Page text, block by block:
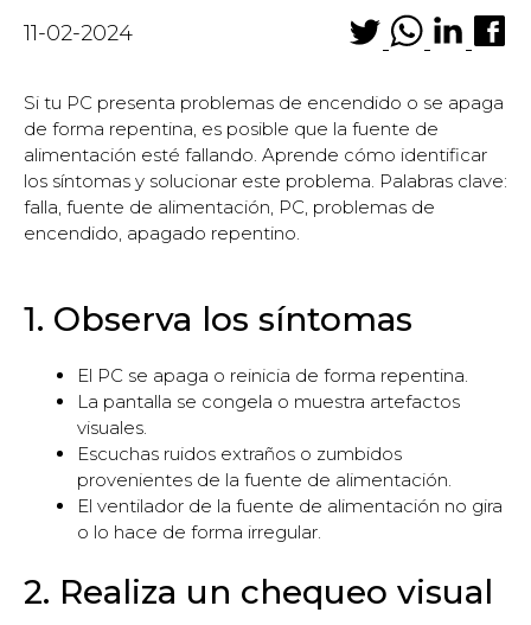
11-02-2024
Si tu PC presenta problemas de encendido o se apaga
de forma repentina, es posible que la fuente de
alimentación esté fallando. Aprende cómo identificar
los síntomas y solucionar este problema. Palabras clave:
falla, fuente de alimentación, PC, problemas de
encendido, apagado repentino.
1. Observa los síntomas
El PC se apaga o reinicia de forma repentina.
La pantalla se congela o muestra artefactos
visuales.
Escuchas ruidos extraños o zumbidos
provenientes de la fuente de alimentación.
El ventilador de la fuente de alimentación no gira
o lo hace de forma irregular.
2. Realiza un chequeo visual